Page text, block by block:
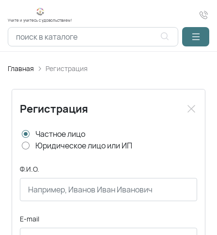
Учите и учитесь с удовольствием!
Главная Регистрация
Регистрация
Частное лицо
Юридическое лицо или ИП
Ф.И.О.
E-mail